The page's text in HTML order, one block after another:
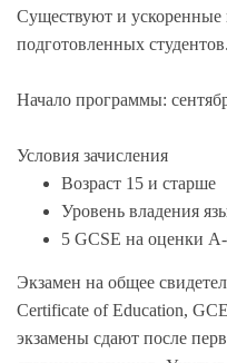
Существуют и ускоренные
подготовленных студентов.
Начало программы:
Условия зачисления
Возраст 15 и старше
Уровень владения
5 GCSE на оценки
Экзамен на общее
Certificate of Education,
экзамены сдают после